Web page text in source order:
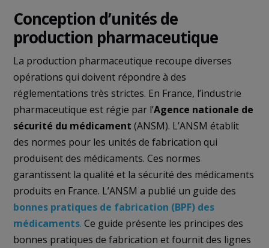
Conception d’unités de
production pharmaceutique
La production pharmaceutique recoupe diverses
opérations qui doivent répondre à des
réglementations très strictes. En France, l’industrie
pharmaceutique est régie par l’Agence nationale de
sécurité du médicament(ANSM). L’ANSM établit
des normes pour les unités de fabrication qui
produisent des médicaments. Ces normes
garantissent la qualité et la sécurité des médicaments
produits en France. L’ANSM a publié un guide des
bonnes pratiques de fabrication (BPF) des
médicaments. Ce guide présente les principes des
bonnes pratiques de fabrication et fournit des lignes